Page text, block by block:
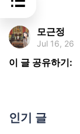
모근정
Jul 16, 26
이 글 공유하기:
인기 글